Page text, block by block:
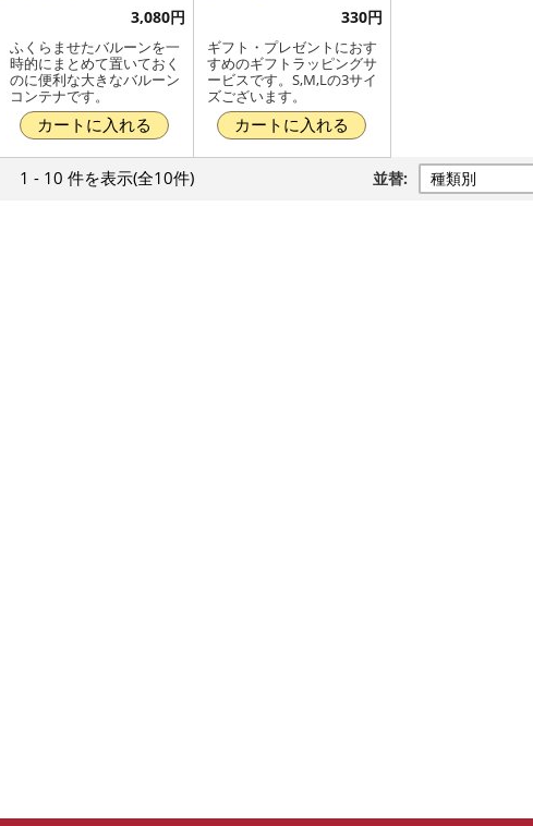
3,080円
ふくらませたバルーンを一
時的にまとめて置いておく
のに便利な大きなバルーン
コンテナです。
カートに入れる
330円
ギフト・プレゼントにおす
すめのギフトラッピングサ
ービスです。S,M,Lの3サイ
ズございます。
カートに入れる
1 - 10 件を表示(全10件) 並替: